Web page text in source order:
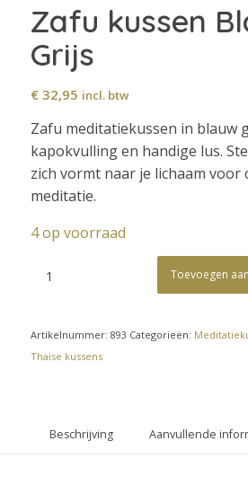
Zafu kussen
Grijs
€32,95 incl. btw
Zafu meditatiekussen in blauw
kapokvulling en handige lus.
zich vormt naar je lichaam voor
meditatie.
4 op voorraad
Toevoegen
Artikelnummer: 893 Categorieën:
Thaise kussens
Beschrijving Aanvullende